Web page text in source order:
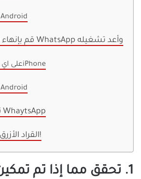
على Android
3. قم بإنهاء تطبيق WhatsApp وأعد تشغيله
على اي فونiPhone
على Android
4. تحديث WhaytsApp
القراد الأزرق؟ يفحص!
1. تحقق مما إذا تم